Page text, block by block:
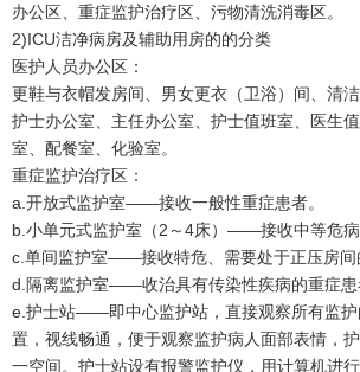
办公区、重症监护治疗区、污物清洗消毒区。
2)ICU洁净病房及辅助用房的的分类
医护人员办公区：
更鞋与衣帽发房间、男女更衣（卫浴）间、清洁
护士办公室、主任办公室、护士值班室、医生
室、配餐室、化验室。
重症监护治疗区：
a.开放式监护室——接收一般性重症患者。
b.小单元式监护室（2～4床）——接收中等危病
c.单间监护室——接收特危、需要处于正压房间
d.隔离监护室——收治具有传染性疾病的重症患
e.护士站——即中心监护站，直接观察所有监护
置，视线畅通，便于观察监护病人面部表情，
一空间。护士站设有报警监护仪，用计算机进